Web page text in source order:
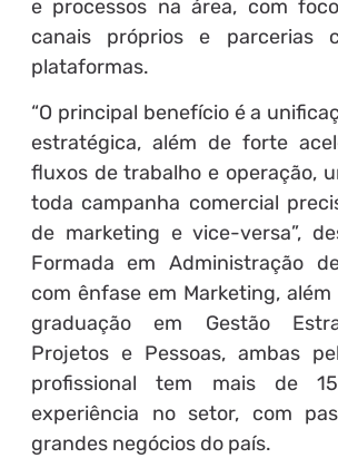
e processos na área, com
canais próprios e parcerias
plataformas.
“O principal benefício é a
estratégica, além de forte
fluxos de trabalho e operação,
toda campanha comercial
de marketing e vice-versa”,
Formada em Administração
com ênfase em Marketing,
graduação em Gestão
Projetos e Pessoas, ambas
profissional tem mais de
experiência no setor, com
grandes negócios do país.